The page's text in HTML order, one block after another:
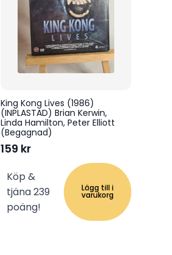
King Kong Lives (1986)
(INPLASTAD) Brian Kerwin,
Linda Hamilton, Peter Elliott
(Begagnad)
159 kr
Köp &
tjäna 239
poäng!
Lägg till i
varukorg